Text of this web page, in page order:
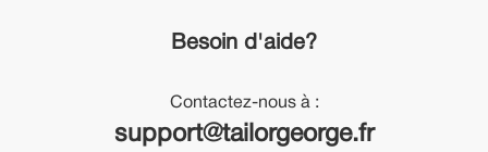
Besoin d'aide?
Contactez-nous à :
support@tailorgeorge.fr